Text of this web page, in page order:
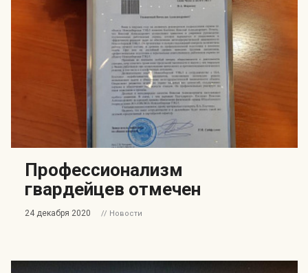
Профессионализм
гвардейцев отмечен
24 декабря 2020 // Новости